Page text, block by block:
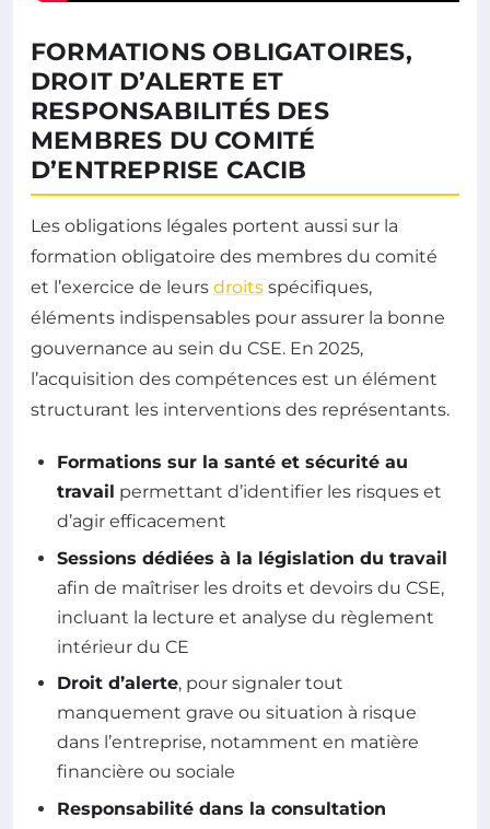
FORMATIONS OBLIGATOIRES,
DROIT D’ALERTE ET
RESPONSABILITÉS DES
MEMBRES DU COMITÉ
D’ENTREPRISE CACIB
Les obligations légales portent aussi sur la
formation obligatoire des membres du comité
et l’exercice de leurs droits spécifiques,
éléments indispensables pour assurer la bonne
gouvernance au sein du CSE. En 2025,
l’acquisition des compétences est un élément
structurant les interventions des représentants.
Formations sur la santé et sécurité au
travail permettant d’identifier les risques et
d’agir efficacement
Sessions dédiées à la législation du travail
afin de maîtriser les droits et devoirs du CSE,
incluant la lecture et analyse du règlement
intérieur du CE
Droit d’alerte, pour signaler tout
manquement grave ou situation à risque
dans l’entreprise, notamment en matière
financière ou sociale
Responsabilité dans la consultation